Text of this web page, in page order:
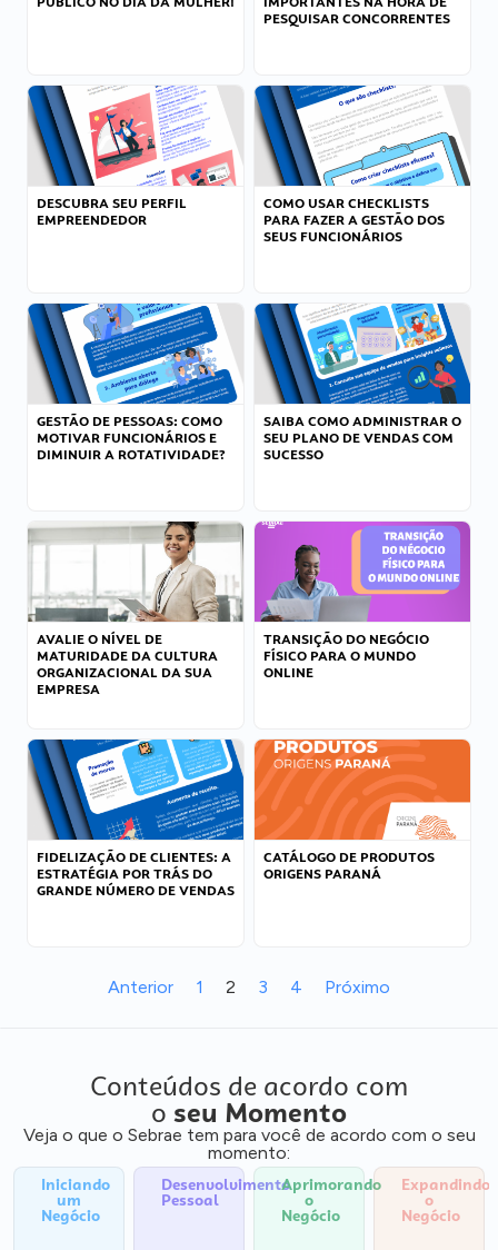
PESQUISAR CONCORRENTES
DESCUBRA SEU PERFIL
EMPREENDEDOR
COMO USAR CHECKLISTS
PARA FAZER A GESTÃO DOS
SEUS FUNCIONÁRIOS
GESTÃO DE PESSOAS: COMO
MOTIVAR FUNCIONÁRIOS E
DIMINUIR A ROTATIVIDADE?
SAIBA COMO ADMINISTRAR O
SEU PLANO DE VENDAS COM
SUCESSO
AVALIE O NÍVEL DE
MATURIDADE DA CULTURA
ORGANIZACIONAL DA SUA
EMPRESA
TRANSIÇÃO DO NEGÓCIO
FÍSICO PARA O MUNDO
ONLINE
FIDELIZAÇÃO DE CLIENTES: A
ESTRATÉGIA POR TRÁS DO
GRANDE NÚMERO DE VENDAS
CATÁLOGO DE PRODUTOS
ORIGENS PARANÁ
Anterior 1 2 3 4 Próximo
Conteúdos de acordo com
o seu Momento
Veja o que o Sebrae tem para você de acordo com o seu
momento:
Iniciando
um
Negócio
Desenvolvimento
Pessoal
Aprimorando
o
Negócio
Expandindo
o
Negócio